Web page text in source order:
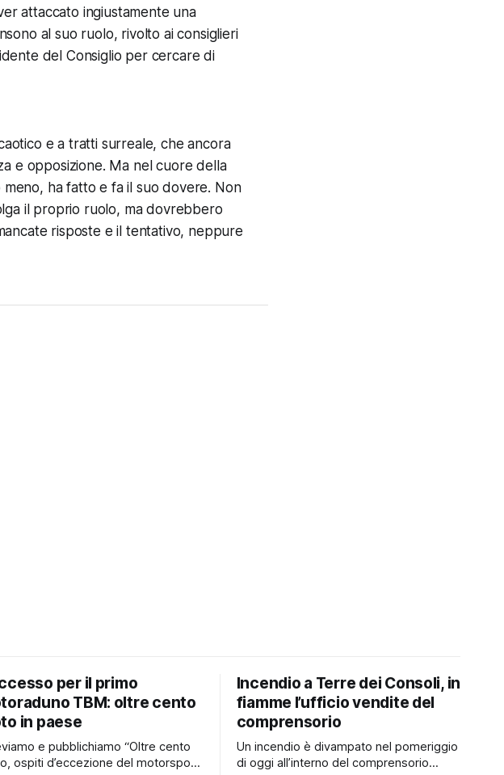
attaccato ingiustamente una
al suo ruolo, rivolto ai consiglieri
del Consiglio per cercare di
e a tratti surreale, che ancora
e opposizione. Ma nel cuore della
meno, ha fatto e fa il suo dovere. Non
il proprio ruolo, ma dovrebbero
risposte e il tentativo, neppure
per il primo
TBM: oltre cento
in paese
e pubblichiamo “Oltre cento
ospiti d’eccezione del motorsport
Incendio a Terre dei Consoli, in
fiamme l’ufficio vendite del
comprensorio
Un incendio è divampato nel pomeriggio
di oggi all’interno del comprensorio